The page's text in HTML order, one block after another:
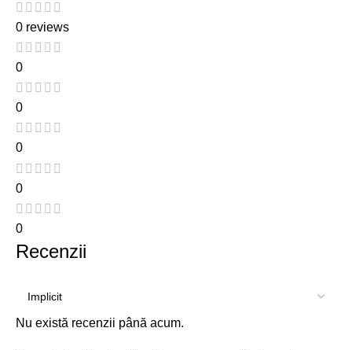
0 reviews
0
0
0
0
0
Recenzii
Nu există recenzii până acum.